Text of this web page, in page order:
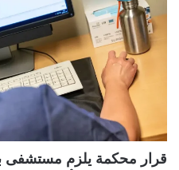
قرار محكمة يلزم مستشفى